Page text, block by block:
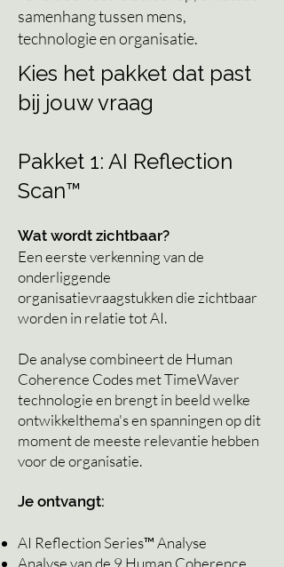
samenhang tussen mens,
technologie en organisatie.
Kies het pakket dat past
bij jouw vraag
Pakket 1: AI Reflection
Scan™
Wat wordt zichtbaar?
Een eerste verkenning van de
onderliggende
organisatievraagstukken die zichtbaar
worden in relatie tot AI.
De analysecombineert de Human
Coherence Codes met TimeWaver
technologie en brengt in beeld welke
ontwikkelthema's en spanningen op dit
moment de meeste relevantie hebben
voor de organisatie.
Je ontvangt:
AI Reflection Series™ Analyse
Analyse van de 9 Human Coherence